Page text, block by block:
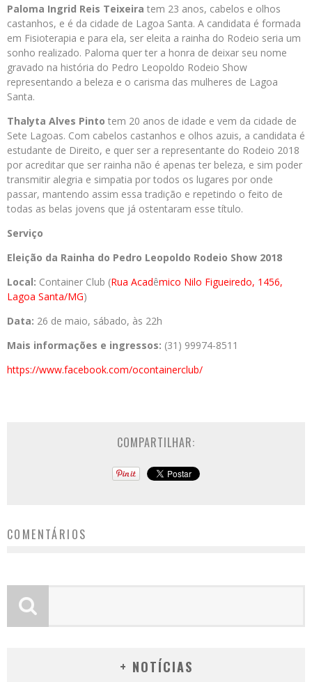
Paloma Ingrid Reis Teixeira tem 23 anos, cabelos e olhos
castanhos, e é da cidade de Lagoa Santa. A candidata é formada
em Fisioterapia e para ela, ser eleita a rainha do Rodeio seria um
sonho realizado. Paloma quer ter a honra de deixar seu nome
gravado na história do Pedro Leopoldo Rodeio Show
representando a beleza e o carisma das mulheres de Lagoa
Santa.
Thalyta Alves Pinto tem 20 anos de idade e vem da cidade de
Sete Lagoas. Com cabelos castanhos e olhos azuis, a candidata é
estudante de Direito, e quer ser a representante do Rodeio 2018
por acreditar que ser rainha não é apenas ter beleza, e sim poder
transmitir alegria e simpatia por todos os lugares por onde
passar, mantendo assim essa tradição e repetindo o feito de
todas as belas jovens que já ostentaram esse título.
Serviço
Eleição da Rainha do Pedro Leopoldo Rodeio Show 2018
Local: Container Club (Rua Acadêmico Nilo Figueiredo, 1456,
Lagoa Santa/MG)
Data: 26 de maio, sábado, às 22h
Mais informações e ingressos: (31) 99974-8511
https://www.facebook.com/ocontainerclub/
COMPARTILHAR:
COMENTÁRIOS
+ NOTÍCIAS